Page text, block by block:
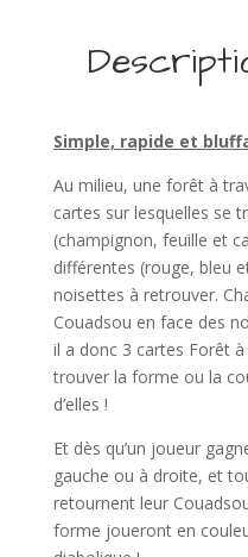
Simple, rapide et
Au milieu, une forêt à
cartes sur lesquelles se
(champignon, feuille et
différentes (rouge, bleu
noisettes à retrouver.
Couadsou en face des
il a donc 3 cartes Forêt
trouver la forme ou la
d’elles !
Et dès qu’un joueur
gauche ou à droite, et
retournent leur
forme joueront en